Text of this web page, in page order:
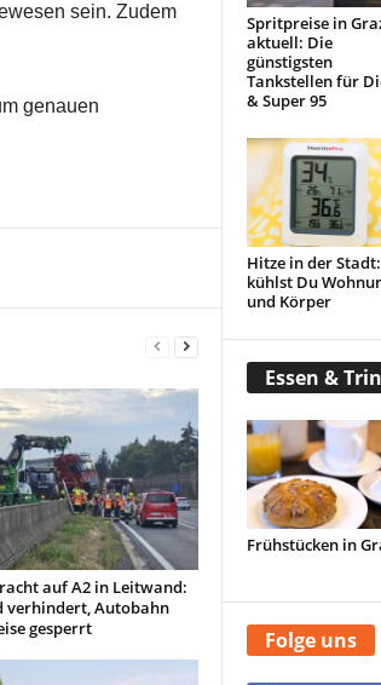
sein. Zudem
genauen
auf A2 in Leitwand:
verhindert, Autobahn
gesperrt
Spritpreise in
aktuell: Die
günstigsten
Tankstellen für
& Super 95
Hitze in der
kühlst Du
und Körper
Essen &
Frühstücken in
Folge uns